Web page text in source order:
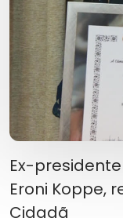
Ex-
Eroni Koppe,
Cidadã